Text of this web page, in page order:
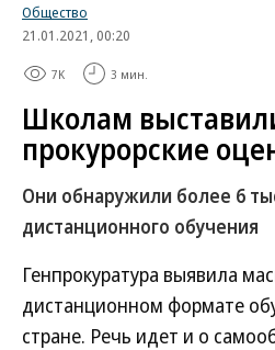
Общество
21.01.2021, 00:20
7K 3 мин.
Школам
прокурорские
Они обнаружили более 6
дистанционного обучения
Генпрокуратура выявила
дистанционном формате
стране. Речь идет и о